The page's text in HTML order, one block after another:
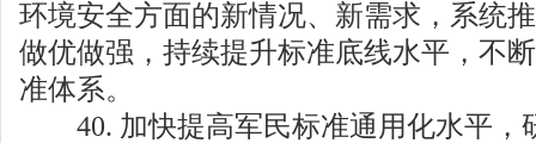
环境安全方面的新情况、新需求，系统
做优做强，持续提升标准底线水平，不
准体系。
40. 加快提高军民标准通用化水平，